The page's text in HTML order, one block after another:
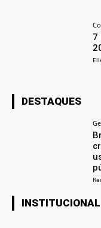
7
DESTAQUES
INSTITUCIONAL